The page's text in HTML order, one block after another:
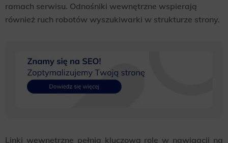
ramach serwisu. Odnośniki wewnętrzne wspierają
również ruch robotów wyszukiwarki w strukturze strony.
Linki wewnętrzne pełnią kluczową rolę w nawigacji na